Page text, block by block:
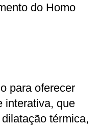
do Homo
para oferecer
interativa, que
térmica,